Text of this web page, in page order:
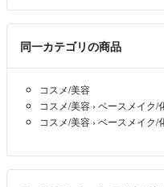
同一カテゴリの商品
コスメ/美容
コスメ/美容 › ベースメイク/
コスメ/美容 › ベースメイク/